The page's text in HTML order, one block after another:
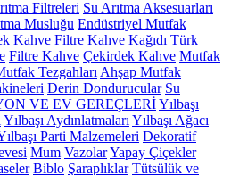
Filtreleri Su Arıtma Aksesuarları
Musluğu Endüstriyel Mutfak
Kahve Filtre Kahve Kağıdı Türk
Filtre Kahve Çekirdek Kahve Mutfak
Tezgahları Ahşap Mutfak
Derin Dondurucular Su
VE EV GEREÇLERİYılbaşı
Yılbaşı Aydınlatmaları Yılbaşı Ağacı
Parti Malzemeleri Dekoratif
Mum VazolarYapay Çiçekler
Biblo Şaraplıklar Tütsülük ve